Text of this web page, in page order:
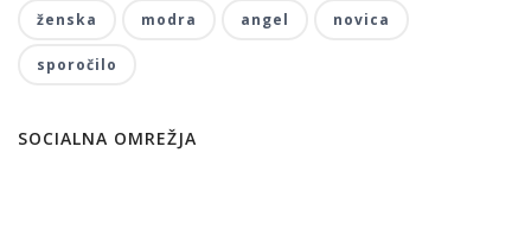
ženska modra angel novica
sporočilo
SOCIALNA OMREŽJA